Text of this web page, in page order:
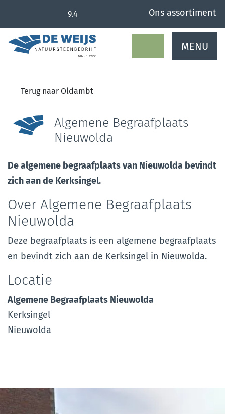
9.4 Ons assortiment
MENU
Terug naar Oldambt
Algemene Begraafplaats
Nieuwolda
De algemene begraafplaats van Nieuwolda bevindt
zich aan de Kerksingel.
Over Algemene Begraafplaats
Nieuwolda
Deze begraafplaats is een algemene begraafplaats
en bevindt zich aan de Kerksingel in Nieuwolda.
Locatie
Algemene Begraafplaats Nieuwolda
Kerksingel
Nieuwolda